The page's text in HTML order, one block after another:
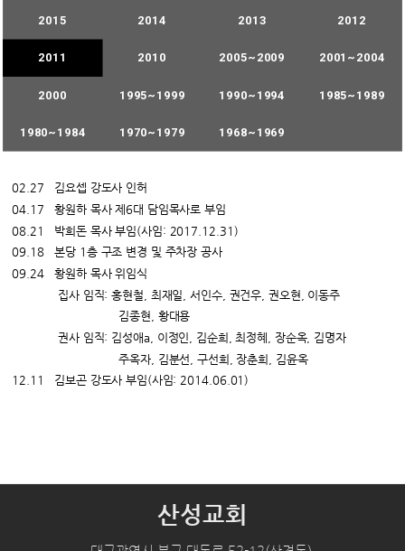
2015 2014 2013 2012
2011 2010 2005~2009 2001~2004
2000 1995~1999 1990~1994 1985~1989
1980~1984 1970~1979 1968~1969
02.27 김요셉 강도사 인허
04.17 황원하 목사 제6대 담임목사로 부임
08.21 박희돈 목사 부임(사임: 2017.12.31)
09.18 본당 1층 구조 변경 및 주차장 공사
09.24 황원하 목사 위임식
집사 임직: 홍현철, 최재일, 서인수, 권건우, 권오현, 이동주
김종현, 황대용
권사 임직: 김성애a, 이정인, 김순희, 최정혜, 장순옥, 김명자
주옥자, 김분선, 구선희, 장춘희, 김윤옥
12.11 김보곤 강도사 부임(사임: 2014.06.01)
산성교회